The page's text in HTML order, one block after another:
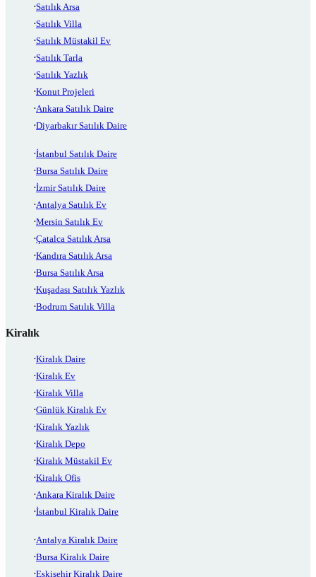
Satılık Arsa
Satılık Villa
Satılık Müstakil Ev
Satılık Tarla
Satılık Yazlık
Konut Projeleri
Ankara Satılık Daire
Diyarbakır Satılık Daire
İstanbul Satılık Daire
Bursa Satılık Daire
İzmir Satılık Daire
Antalya Satılık Ev
Mersin Satılık Ev
Çatalca Satılık Arsa
Kandıra Satılık Arsa
Bursa Satılık Arsa
Kuşadası Satılık Yazlık
Bodrum Satılık Villa
Kiralık
Kiralık Daire
Kiralık Ev
Kiralık Villa
Günlük Kiralık Ev
Kiralık Yazlık
Kiralık Depo
Kiralık Müstakil Ev
Kiralık Ofis
Ankara Kiralık Daire
İstanbul Kiralık Daire
Antalya Kiralık Daire
Bursa Kiralık Daire
Eskişehir Kiralık Daire